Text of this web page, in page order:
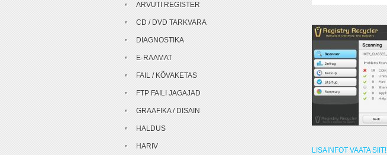
LISAINFOT VAATA SIIT!
ARVUTI REGISTER
CD / DVD TARKVARA
DIAGNOSTIKA
E-RAAMAT
FAIL / KÕVAKETAS
FTP FAILI JAGAJAD
GRAAFIKA / DISAIN
HALDUS
HARIV